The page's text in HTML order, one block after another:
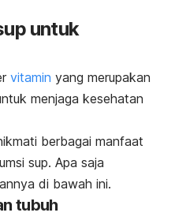
untuk
vitamin yang merupakan
menjaga kesehatan
berbagai manfaat
sup. Apa saja
di bawah ini.
tubuh